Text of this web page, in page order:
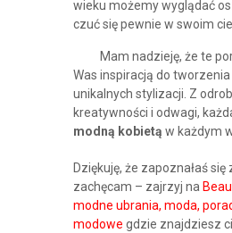
wieku możemy wyglądać
czuć się pewnie w swoim
Mam nadzieję, że te
Was inspiracją do tworzenia
unikalnych stylizacji. Z
kreatywności i odwagi,
modną kobietą w każdym
Dziękuję, że zapoznałaś
zachęcam – zajrzyj na
modne ubrania, moda,
modowe gdzie znajdziesz